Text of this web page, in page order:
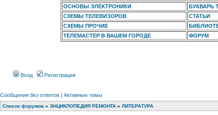
ОСНОВЫ ЭЛЕКТРОНИКИ
БУКВАРЬ
СХЕМЫ ТЕЛЕВИЗОРОВ
СТАТЬИ
СХЕМЫ ПРОЧИЕ
ТЕЛЕМАСТЕР В ВАШЕМ ГОРОДЕ
ФОРУМ
Вход Регистрация
Сообщения без ответов | Активные темы
Список форумов » ЭНЦИКЛОПЕДИЯ РЕМОНТА » ЛИТЕРАТУРА